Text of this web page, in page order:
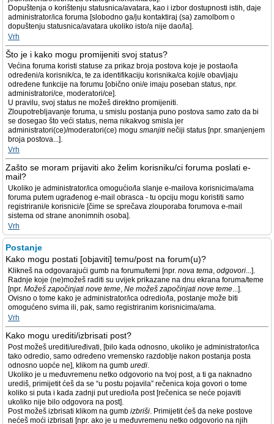
Dopuštenja o korištenju statusnica/avatara, kao i izbor dostupnosti istih, daje
administrator/ica foruma [slobodno ga/ju kontaktiraj (sa) zamolbom o
dopuštenju statusnica/avatara ukoliko isto/a nije dao/la].
Vrh
Što je i kako mogu promijeniti svoj status?
Većina foruma koristi statuse za prikaz broja postova koje je postao/la
određeni/a korisnik/ca, te za identifikaciju korisnika/ca koji/e obavljaju
određene funkcije na forumu [obično oni/e imaju poseban status, npr.
administratori/ce, moderatori/ce].
U pravilu, svoj status ne možeš direktno promijeniti.
Zloupotrebljavanje foruma, u smislu postanja puno postova samo zato da bi
se dosegao što veći status, nema nikakvog smisla jer
administratori(ce)/moderatori(ce) mogu smanjiti nečiji status [npr. smanjenjem
broja postova...].
Vrh
Zašto se moram prijaviti ako želim korisniku/ci foruma poslati e-
mail?
Ukoliko je administrator/ica omogućio/la slanje e-mailova korisnicima/ama
foruma putem ugrađenog e-mail obrasca - tu opciju mogu koristiti samo
registrirani/e korisnici/e [čime se sprečava zlouporaba forumova e-mail
sistema od strane anonimnih osoba].
Vrh
Postanje
Kako mogu postati [objaviti] temu/post na forum(u)?
Klikneš na odgovarajući gumb na forumu/temi [npr. nova tema, odgovori...].
Radnje koje (ne)možeš raditi su uvijek prikazane na dnu ekrana foruma/teme
[npr. Možeš započinjati nove teme, Ne možeš započinjati nove teme...].
Ovisno o tome kako je administrator/ica odredio/la, postanje može biti
omogućeno svima ili, pak, samo registriranim korisnicima/ama.
Vrh
Kako mogu urediti/izbrisati post?
Post možeš urediti/uređivati, [bilo kada odnosno, ukoliko je administrator/ica
tako odredio, samo određeno vremensko razdoblje nakon postanja posta
odnosno uopće ne], klikom na gumb uredi.
Ukoliko je u međuvremenu netko odgovorio na tvoj post, a ti ga naknadno
urediš, primijetit ćeš da se “u postu pojavila” rečenica koja govori o tome
koliko si puta i kada zadnji put uredio/la post [rečenica se neće pojaviti
ukoliko nije bilo odgovora na post].
Post možeš izbrisati klikom na gumb izbriši. Primijetit ćeš da neke postove
nećeš moći izbrisati [npr. ako je u međuvremenu netko odgovorio na njih